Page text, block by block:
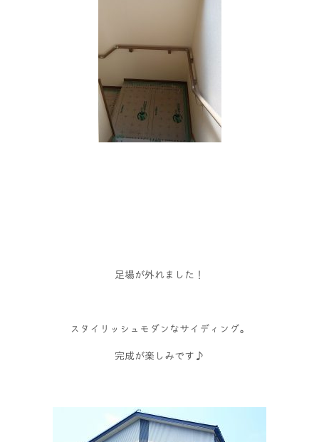
足場が外れました！
スタイリッシュモダンなサイディング。
完成が楽しみです♪